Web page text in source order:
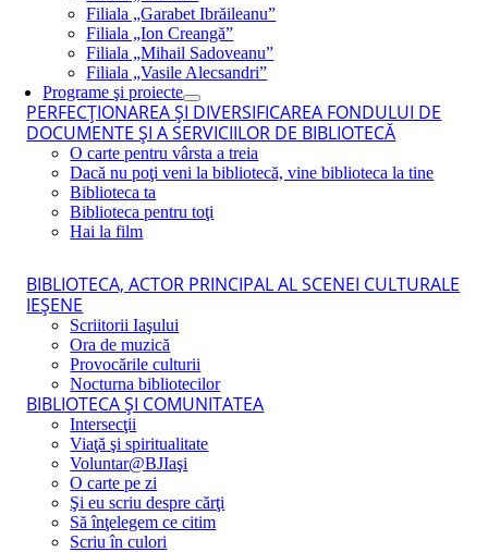
Filiala „Garabet Ibrăileanu”
Filiala „Ion Creangă”
Filiala „Mihail Sadoveanu”
Filiala „Vasile Alecsandri”
Programe şi proiecte
PERFECŢIONAREA ŞI DIVERSIFICAREA FONDULUI DE
DOCUMENTE ŞI A SERVICIILOR DE BIBLIOTECĂ
O carte pentru vârsta a treia
Dacă nu poţi veni la bibliotecă, vine biblioteca la tine
Biblioteca ta
Biblioteca pentru toţi
Hai la film
BIBLIOTECA, ACTOR PRINCIPAL AL SCENEI CULTURALE
IEŞENE
Scriitorii Iaşului
Ora de muzică
Provocările culturii
Nocturna bibliotecilor
BIBLIOTECA ŞI COMUNITATEA
Intersecţii
Viaţă şi spiritualitate
Voluntar@BJIaşi
O carte pe zi
Şi eu scriu despre cărţi
Să înţelegem ce citim
Scriu în culori